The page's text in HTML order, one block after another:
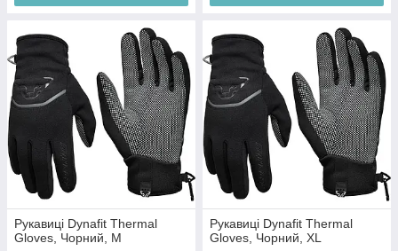
Рукавиці Dynafit Thermal
Gloves, Чорний, M
Рукавиці Dynafit Thermal
Gloves, Чорний, XL